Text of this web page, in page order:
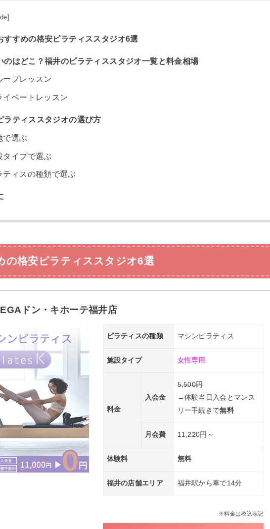
すすめの格安ピラティススタジオ6選
のはどこ？福井のピラティススタジオ一覧と料金相場
ープレッスン
イベートレッスン
ラティススタジオの選び方
で選ぶ
タイプで選ぶ
ティスの種類で選ぶ
の格安ピラティススタジオ6選
ドン・キホーテ福井店
ピラティスの種類 マシンピラティス
施設タイプ 女性専用
料金
入会金
5,500円
→体験当日入会とマンス
リー手続きで無料
月会費 11,220円～
体験料 無料
福井の店舗エリア 福井駅から車で14分
※料金は税込表記